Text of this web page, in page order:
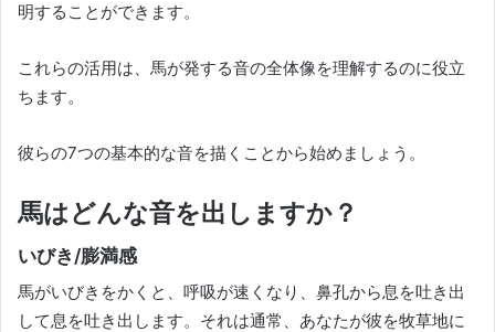
明することができます。
これらの活用は、馬が発する音の全体像を理解するのに役立
ちます。
彼らの7つの基本的な音を描くことから始めましょう。
馬はどんな音を出しますか？
いびき/膨満感
馬がいびきをかくと、呼吸が速くなり、鼻孔から息を吐き出
して息を吐き出します。 それは通常、あなたが彼を牧草地に